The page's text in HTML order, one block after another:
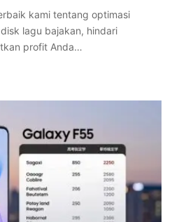
kami tentang optimasi
lagu bajakan, hindari
profit Anda…